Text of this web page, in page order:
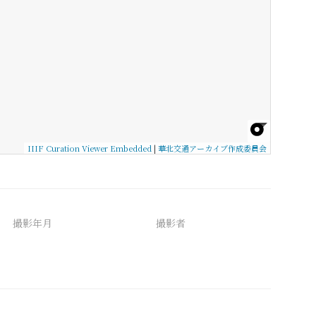
IIIF Curation Viewer Embedded | 華北交通アーカイブ作成委員会
撮影年月 撮影者